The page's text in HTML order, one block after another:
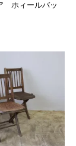
ホィールバッ